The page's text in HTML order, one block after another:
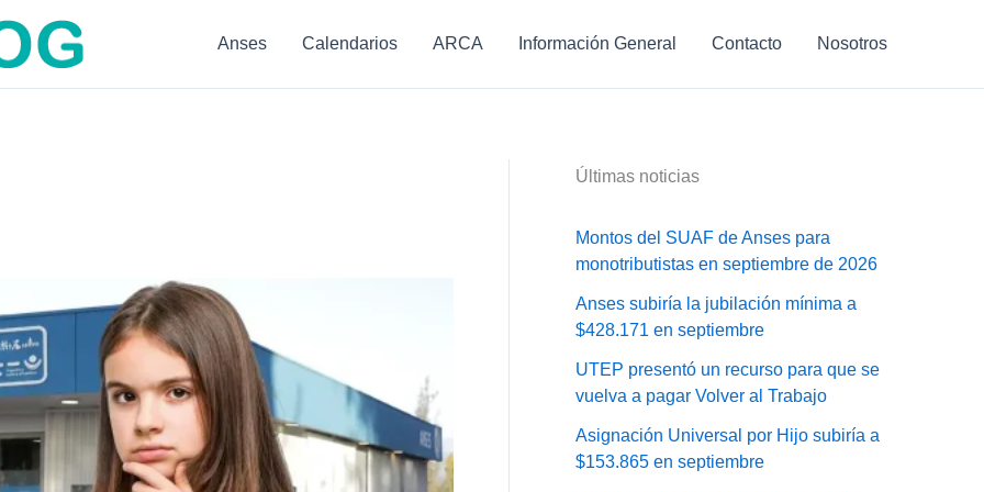
Anses Calendarios ARCA Información General Contacto Nosotros
Últimas noticias
Montos del SUAF de Anses para
monotributistas en septiembre de 2026
Anses subiría la jubilación mínima a
$428.171 en septiembre
UTEP presentó un recurso para que se
vuelva a pagar Volver al Trabajo
Asignación Universal por Hijo subiría a
$153.865 en septiembre